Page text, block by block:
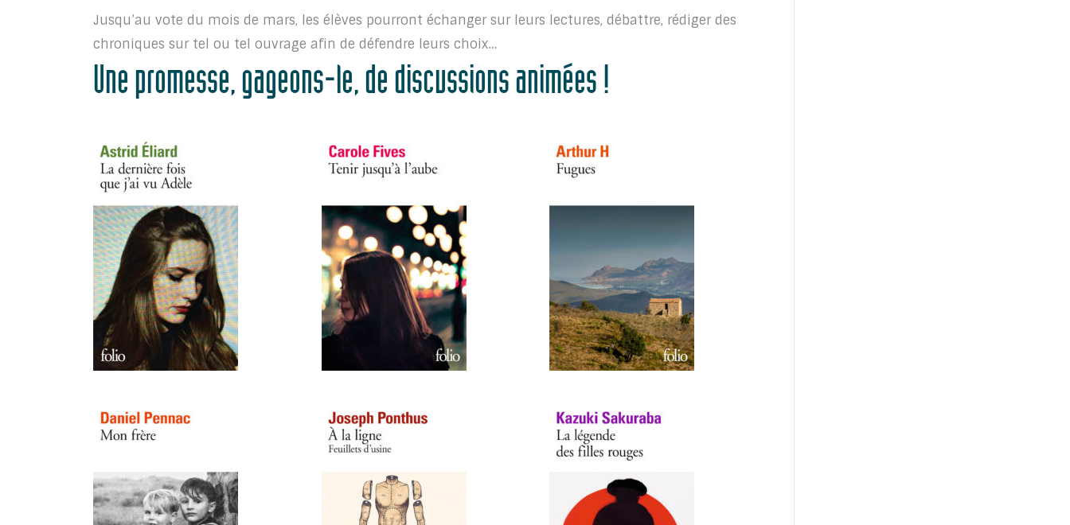
Jusqu’au vote du mois de mars, les élèves pourront échanger sur leurs lectures, débattre, rédiger des
chroniques sur tel ou tel ouvrage afin de défendre leurs choix…
Une promesse, gageons-le, de discussions animées !